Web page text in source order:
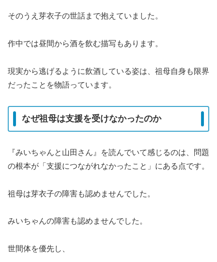
そのうえ芽衣子の世話まで抱えていました。
作中では昼間から酒を飲む描写もあります。
現実から逃げるように飲酒している姿は、祖母自身も限界
だったことを物語っています。
なぜ祖母は支援を受けなかったのか
『みいちゃんと山田さん』を読んでいて感じるのは、問題
の根本が「支援につながれなかったこと」にある点です。
祖母は芽衣子の障害も認めませんでした。
みいちゃんの障害も認めませんでした。
世間体を優先し、